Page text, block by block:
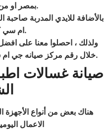
بمصر او.
بالأضافة للايدي المدربة
ام سي.
ولذلك ، احصلوا معنا على
خلال رقم مركز صيانه جي.
صيانة غسالات
هناك بعض من أنواع الأجهزة
الاعمال